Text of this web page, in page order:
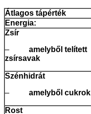
Átlagos tápérték
Energia:
Zsír
– amelyből telített
zsírsavak
Szénhidrát
– amelyből cukrok
Rost